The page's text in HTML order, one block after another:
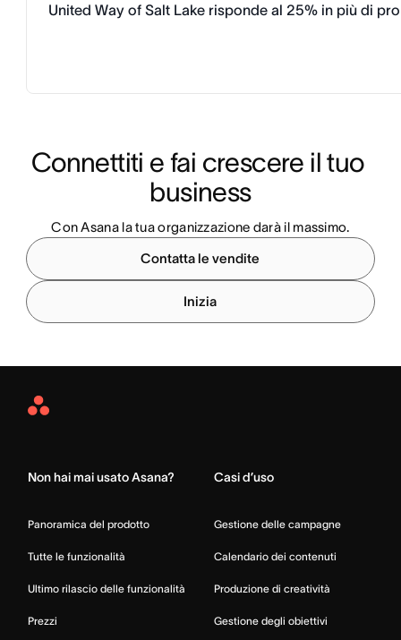
United Way of Salt Lake risponde al 25% in più di
Connettiti e fai crescere il tuo
business
Con Asana la tua organizzazione darà il massimo.
Contatta le vendite
Inizia
Asana
Non hai mai usato Asana?
Panoramica del prodotto
Tutte le funzionalità
Ultimo rilascio delle funzionalità
Prezzi
Casi d’uso
Gestione delle campagne
Calendario dei contenuti
Produzione di creatività
Gestione degli obiettivi